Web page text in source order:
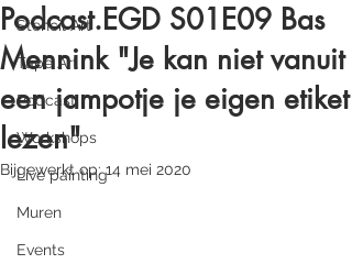
Stencil Art
Tape Art
Podcast
Workshops
Live painting
Muren
Events
Podcast.EGD S01E09 Bas
Mennink "Je kan niet vanuit
een jampotje je eigen etiket
lezen"
Bijgewerkt op:14 mei 2020